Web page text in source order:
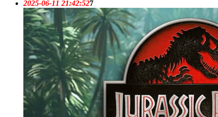
2025-06-11 21:42:527